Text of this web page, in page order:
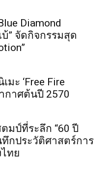
Diamond
บ้” จัดกิจกรรมสุด
มะ ‘Free Fire
กาศต้นปี 2570
มป์ที่ระลึก “60 ปี
กประวัติศาสตร์การ
ทย